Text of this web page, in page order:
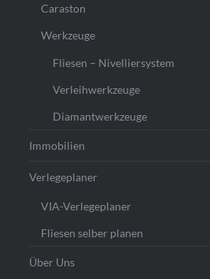
Caraston
Werkzeuge
Fliesen – Nivelliersystem
Verleihwerkzeuge
Diamantwerkzeuge
Immobilien
Verlegeplaner
VIA-Verlegeplaner
Fliesen selber planen
Über Uns